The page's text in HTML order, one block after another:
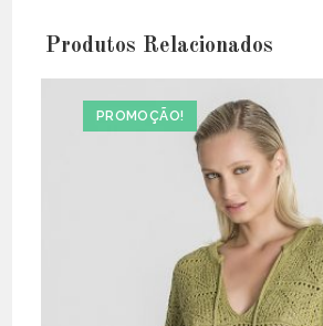
Produtos Relacionados
PROMOÇÃO!